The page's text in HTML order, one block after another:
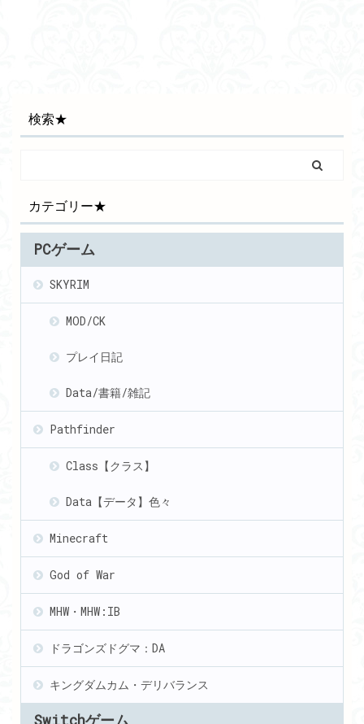
検索★
カテゴリー★
PCゲーム
SKYRIM
MOD/CK
プレイ日記
Data/書籍/雑記
Pathfinder
Class【クラス】
Data【データ】色々
Minecraft
God of War
MHW・MHW:IB
ドラゴンズドグマ：DA
キングダムカム・デリバランス